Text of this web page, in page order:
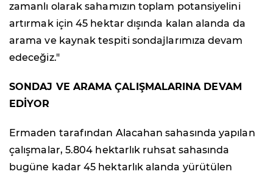
zamanlı olarak sahamızın toplam potansiyelini
artırmak için 45 hektar dışında kalan alanda da
arama ve kaynak tespiti sondajlarımıza devam
edeceğiz."
SONDAJ VE ARAMA ÇALIŞMALARINA DEVAM
EDİYOR
Ermaden tarafından Alacahan sahasında yapılan
çalışmalar, 5.804 hektarlık ruhsat sahasında
bugüne kadar 45 hektarlık alanda yürütülen